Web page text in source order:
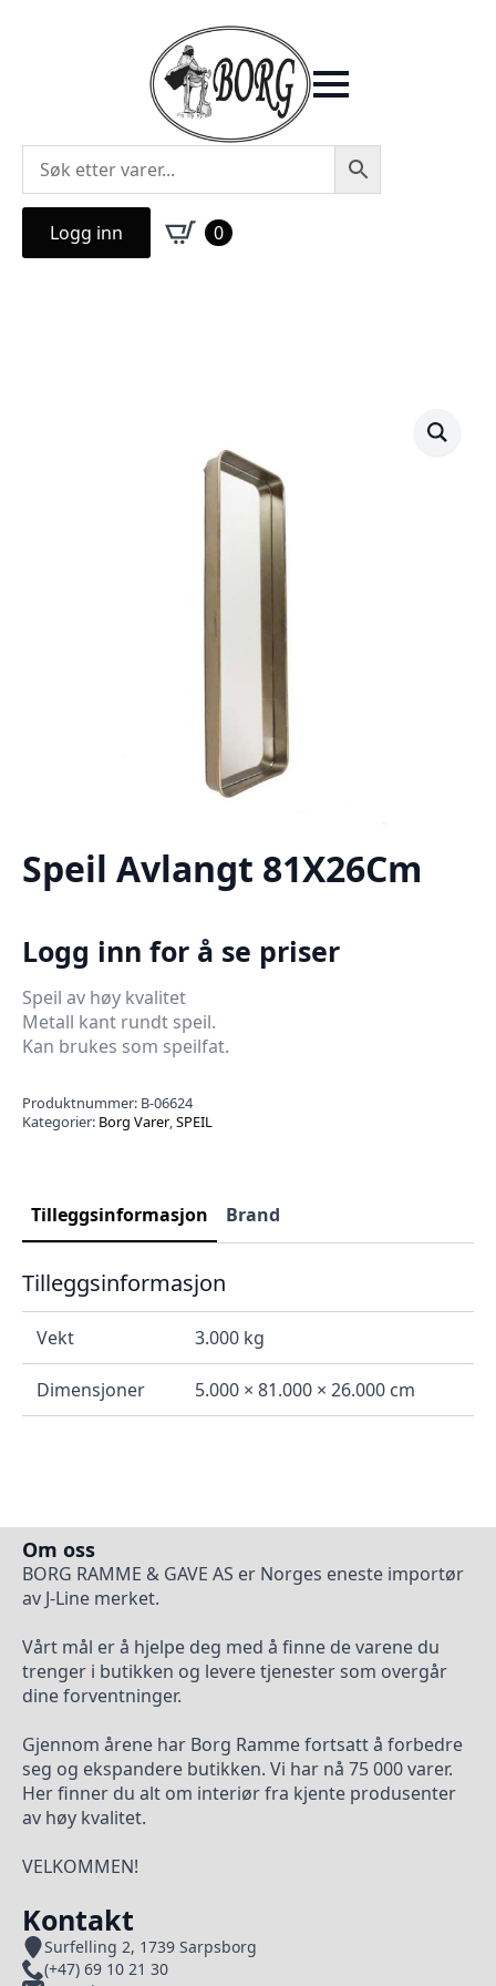
Logg inn 0
Speil Avlangt 81X26Cm
Logg inn for å se priser
Speil av høy kvalitet
Metall kant rundt speil.
Kan brukes som speilfat.
Produktnummer: B-06624
Kategorier: Borg Varer,SPEIL
Tilleggsinformasjon Brand
Tilleggsinformasjon
Vekt 3.000 kg
Dimensjoner 5.000 × 81.000 × 26.000 cm
Om oss
BORG RAMME & GAVE AS er Norges eneste importør
av J-Line merket.
Vårt mål er å hjelpe deg med å finne de varene du
trenger i butikken og levere tjenester som overgår
dine forventninger.
Gjennom årene har Borg Ramme fortsatt å forbedre
seg og ekspandere butikken. Vi har nå 75 000 varer.
Her finner du alt om interiør fra kjente produsenter
av høy kvalitet.
VELKOMMEN!
Kontakt
Surfelling 2, 1739 Sarpsborg
(+47) 69 10 21 30